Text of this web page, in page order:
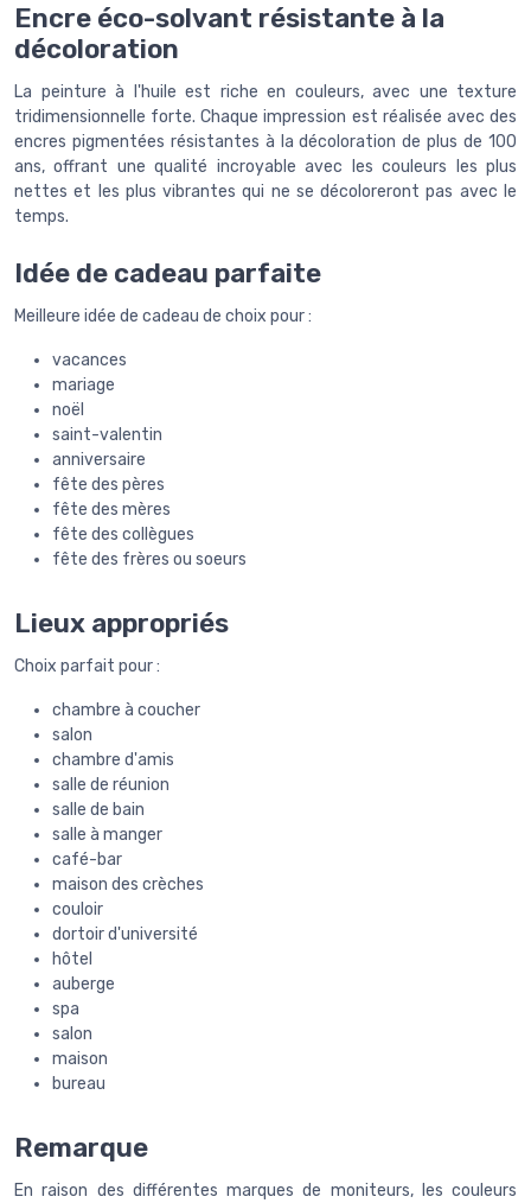
Encre éco-solvant résistante à la
décoloration
La peinture à l'huile est riche en couleurs, avec une texture
tridimensionnelle forte. Chaque impression est réalisée avec des
encres pigmentées résistantes à la décoloration de plus de 100
ans, offrant une qualité incroyable avec les couleurs les plus
nettes et les plus vibrantes qui ne se décoloreront pas avec le
temps.
Idée de cadeau parfaite
Meilleure idée de cadeau de choix pour :
vacances
mariage
noël
saint-valentin
anniversaire
fête des pères
fête des mères
fête des collègues
fête des frères ou soeurs
Lieux appropriés
Choix parfait pour :
chambre à coucher
salon
chambre d'amis
salle de réunion
salle de bain
salle à manger
café-bar
maison des crèches
couloir
dortoir d'université
hôtel
auberge
spa
salon
maison
bureau
Remarque
En raison des différentes marques de moniteurs, les couleurs